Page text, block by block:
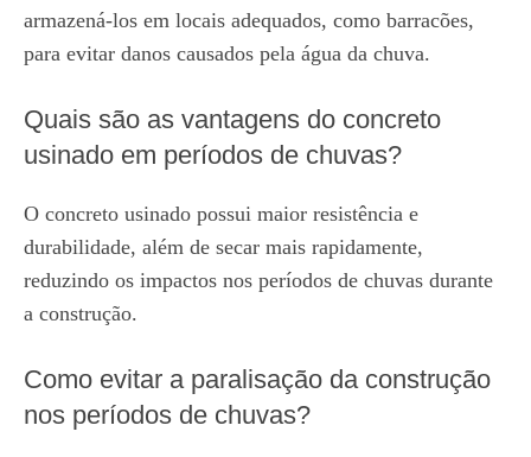
armazená-los em locais adequados, como barracões,
para evitar danos causados pela água da chuva.
Quais são as vantagens do concreto
usinado em períodos de chuvas?
O concreto usinado possui maior resistência e
durabilidade, além de secar mais rapidamente,
reduzindo os impactos nos períodos de chuvas durante
a construção.
Como evitar a paralisação da construção
nos períodos de chuvas?